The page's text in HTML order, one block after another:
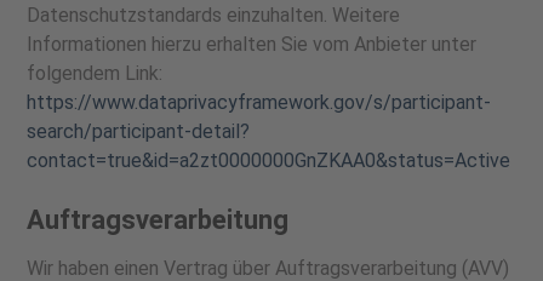
Datenschutzstandards einzuhalten. Weitere
Informationen hierzu erhalten Sie vom Anbieter unter
folgendem Link:
https://www.dataprivacyframework.gov/s/participant-
search/participant-detail?
contact=true&id=a2zt0000000GnZKAA0&status=Active
Auftragsverarbeitung
Wir haben einen Vertrag über Auftragsverarbeitung (AVV)